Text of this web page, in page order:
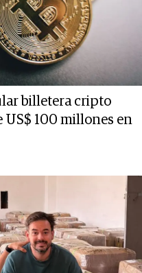
billetera cripto
US$ 100 millones en